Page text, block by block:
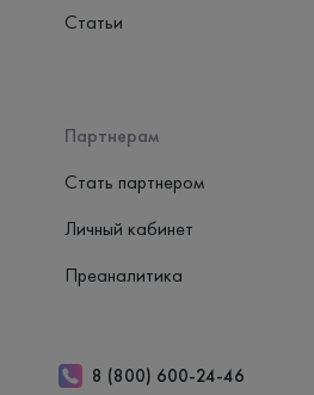
Партнерам
Стать партнером
Личный кабинет
Преаналитика
Статьи
8 (800) 600-24-46